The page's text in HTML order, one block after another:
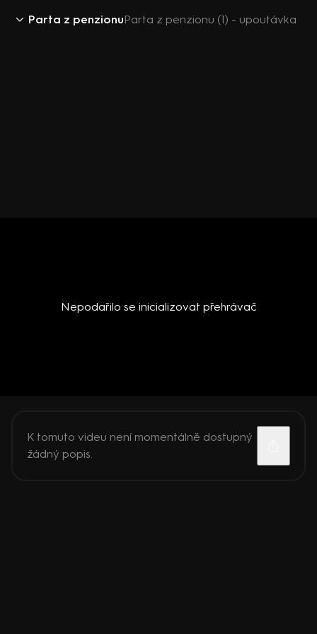
Parta z penzionuParta z penzionu (1) - upoutávka
Nepodařilo se inicializovat přehrávač
K tomuto videu není momentálně dostupný
žádný popis.